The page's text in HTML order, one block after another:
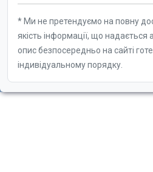
* Ми не претендуємо на повну
якість інформації, що
опис безпосередньо на сайті
індивідуальному порядку.